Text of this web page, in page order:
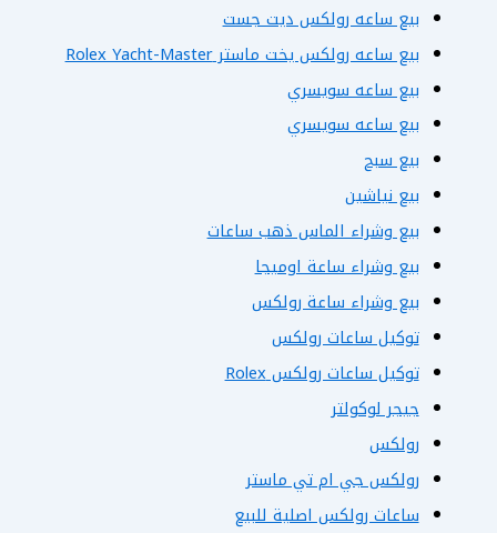
بيع ساعه رولكس ديت جست
بيع ساعه رولكس يخت ماستر Rolex Yacht-Master
بيع ساعه سويسري
بيع ساعه سويسري
بيع سبح
بيع نياشين
بيع وشراء الماس ذهب ساعات
بيع وشراء ساعة اوميجا
بيع وشراء ساعة رولكس
توكيل ساعات رولكس
توكيل ساعات رولكس Rolex
جيجر لوكولتر
رولكس
رولكس جي ام تي ماستر
ساعات رولكس اصلية للبيع